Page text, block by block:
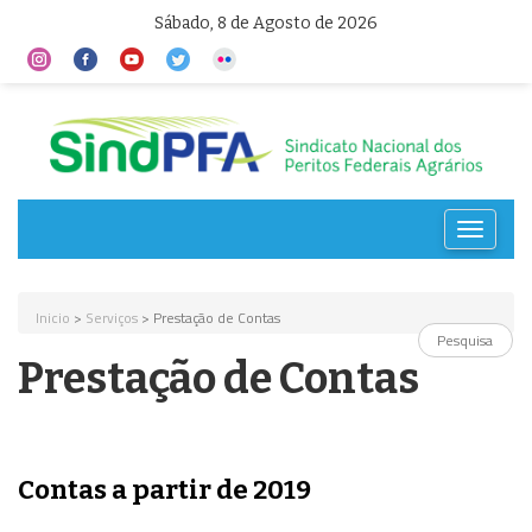
Sábado, 8 de Agosto de 2026
Toggle
Inicio > Serviços > Prestação de Contas
Prestação de Contas
Contas a partir de 2019